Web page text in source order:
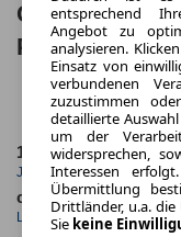
Cadillac
10.000,0 km
Jahrliche Fahrleistung
ca. 388 kW (527 PS)
Leistung
entsprechend
Angebot zu
analysieren.
Einsatz von
verbundenen
zuzustimmen
detaillierte
um der
widersprechen,
Interessen
Übermittlung
Drittländer, u.a. die
Sie keine